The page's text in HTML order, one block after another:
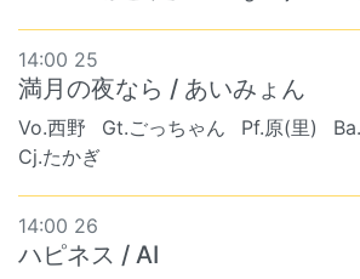
14:00 25
満月の夜なら / あいみょん
Vo.西野 Gt.ごっちゃん Pf.原(里)
Cj.たかぎ
14:00 26
ハピネス / AI